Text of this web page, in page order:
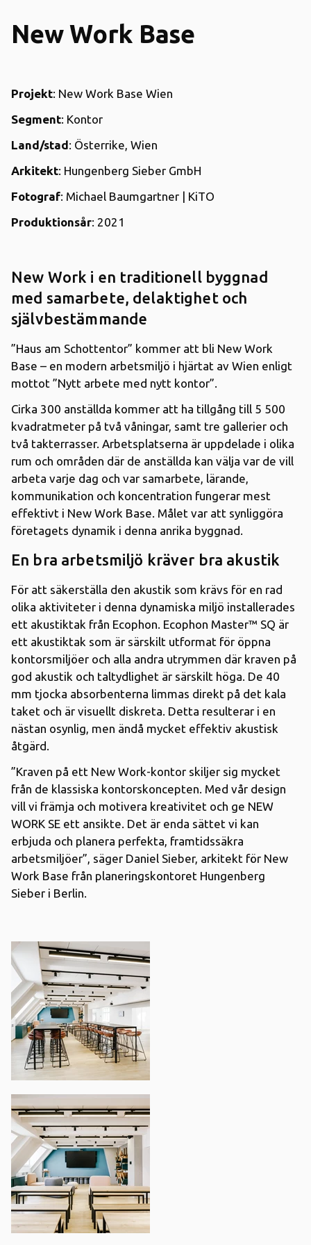
New Work Base
Projekt: New Work Base Wien
Segment: Kontor
Land/stad: Österrike, Wien
Arkitekt: Hungenberg Sieber GmbH
Fotograf: Michael Baumgartner | KiTO
Produktionsår: 2021
New Work i en traditionell byggnad
med samarbete, delaktighet och
självbestämmande
”Haus am Schottentor” kommer att bli New Work
Base – en modern arbetsmiljö i hjärtat av Wien enligt
mottot ”Nytt arbete med nytt kontor”.
Cirka 300 anställda kommer att ha tillgång till 5 500
kvadratmeter på två våningar, samt tre gallerier och
två takterrasser. Arbetsplatserna är uppdelade i olika
rum och områden där de anställda kan välja var de vill
arbeta varje dag och var samarbete, lärande,
kommunikation och koncentration fungerar mest
effektivt i New Work Base. Målet var att synliggöra
företagets dynamik i denna anrika byggnad.
En bra arbetsmiljö kräver bra akustik
För att säkerställa den akustik som krävs för en rad
olika aktiviteter i denna dynamiska miljö installerades
ett akustiktak från Ecophon. Ecophon Master™ SQ är
ett akustiktak som är särskilt utformat för öppna
kontorsmiljöer och alla andra utrymmen där kraven på
god akustik och taltydlighet är särskilt höga. De 40
mm tjocka absorbenterna limmas direkt på det kala
taket och är visuellt diskreta. Detta resulterar i en
nästan osynlig, men ändå mycket effektiv akustisk
åtgärd.
”Kraven på ett New Work-kontor skiljer sig mycket
från de klassiska kontorskoncepten. Med vår design
vill vi främja och motivera kreativitet och ge NEW
WORK SE ett ansikte. Det är enda sättet vi kan
erbjuda och planera perfekta, framtidssäkra
arbetsmiljöer”, säger Daniel Sieber, arkitekt för New
Work Base från planeringskontoret Hungenberg
Sieber i Berlin.